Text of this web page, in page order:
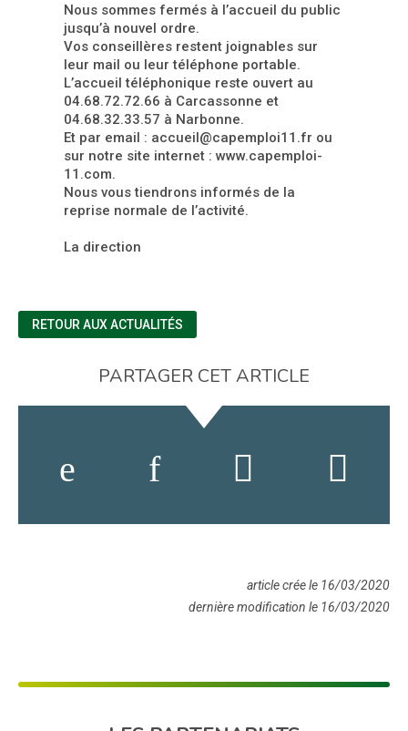
Nous sommes fermés à l’accueil du public
jusqu’à nouvel ordre.
Vos conseillères restent joignables sur
leur mail ou leur téléphone portable.
L’accueil téléphonique reste ouvert au
04.68.72.72.66 à Carcassonne et
04.68.32.33.57 à Narbonne.
Et par email : accueil@capemploi11.fr ou
sur notre site internet : www.capemploi-
11.com.
Nous vous tiendrons informés de la
reprise normale de l’activité.
La direction
RETOUR AUX ACTUALITÉS
PARTAGER CET ARTICLE
article crée le 16/03/2020
dernière modification le 16/03/2020